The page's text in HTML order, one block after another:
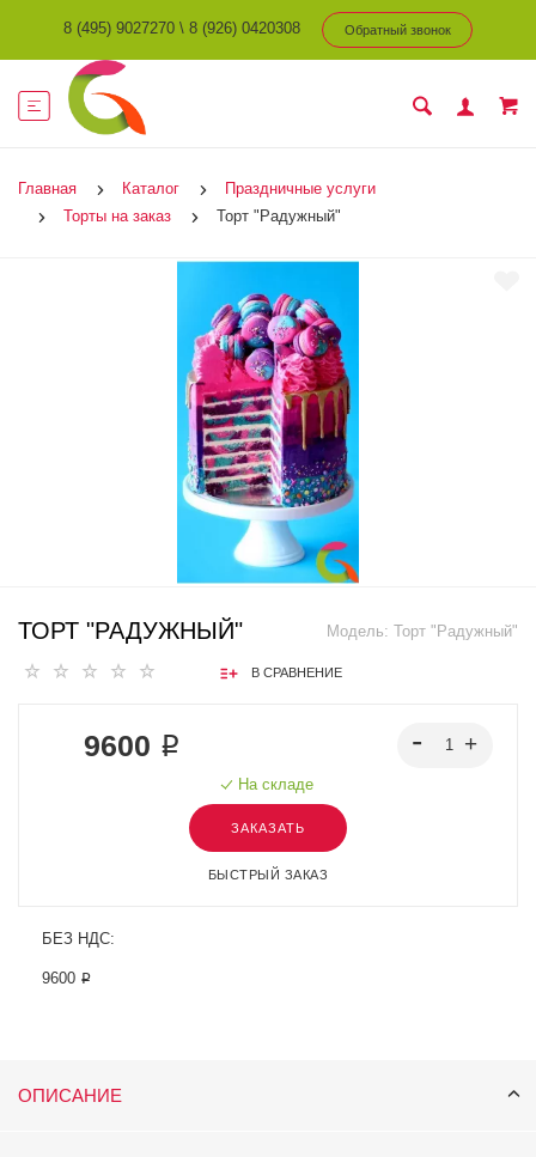
8 (495) 9027270 \ 8 (926) 0420308 Обратный звонок
Главная Каталог
Праздничные услуги
Торты на заказ
Торт "Радужный"
Модель: Торт "Радужный"
ТОРТ "РАДУЖНЫЙ"
В СРАВНЕНИЕ
9600 ₽
На складе
ЗАКАЗАТЬ
БЫСТРЫЙ ЗАКАЗ
БЕЗ НДС:
9600 ₽
ОПИСАНИЕ